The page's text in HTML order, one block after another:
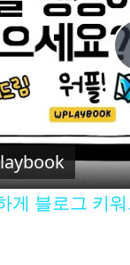
게 블로그 키